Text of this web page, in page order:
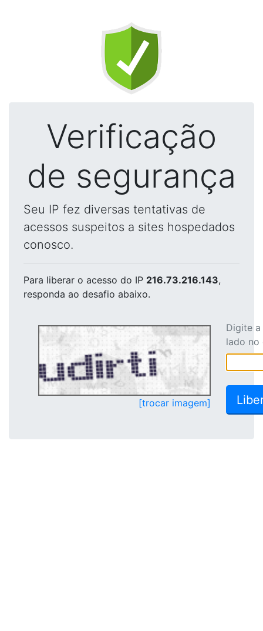
Verificação
de segurança
Seu IP fez diversas tentativas de
acessos suspeitos a sites hospedados
conosco.
Para liberar o acesso do IP 216.73.216.143,
responda ao desafio abaixo.
[trocar imagem]
Digite
lado no